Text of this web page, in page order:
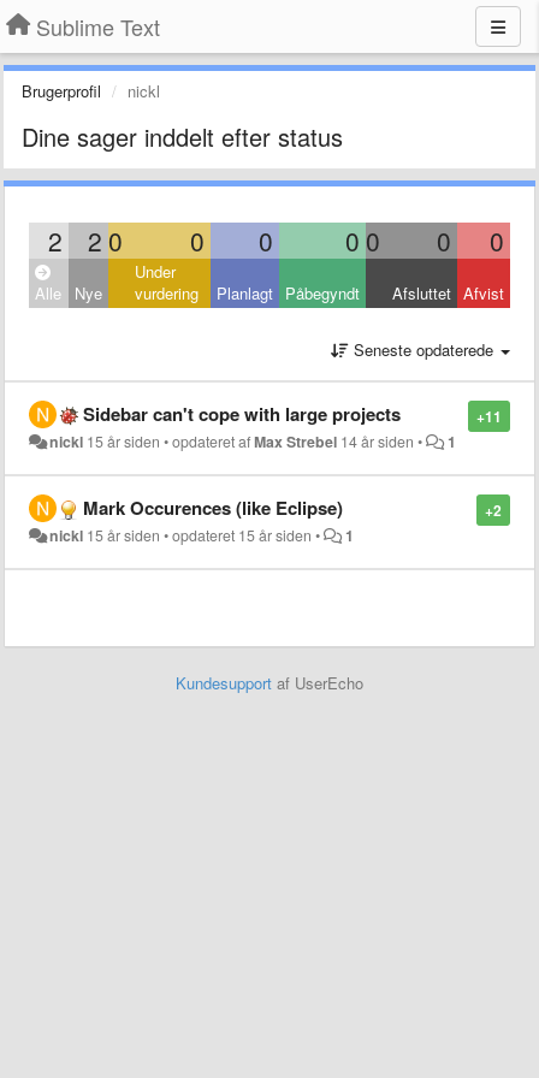
Sublime Text
Brugerprofil nickl
Dine sager inddelt efter status
2 2 0 0 0 0 0 0 0
Alle Nye
Under
vurdering
Planlagt Påbegyndt Afsluttet Afvist
Seneste opdaterede
+11
Sidebar can't cope with large projects
nickl 15 år siden •opdateret afMax Strebel 14 år siden • 1
+2
Mark Occurences (like Eclipse)
nickl 15 år siden •opdateret 15 år siden • 1
Kundesupport af UserEcho